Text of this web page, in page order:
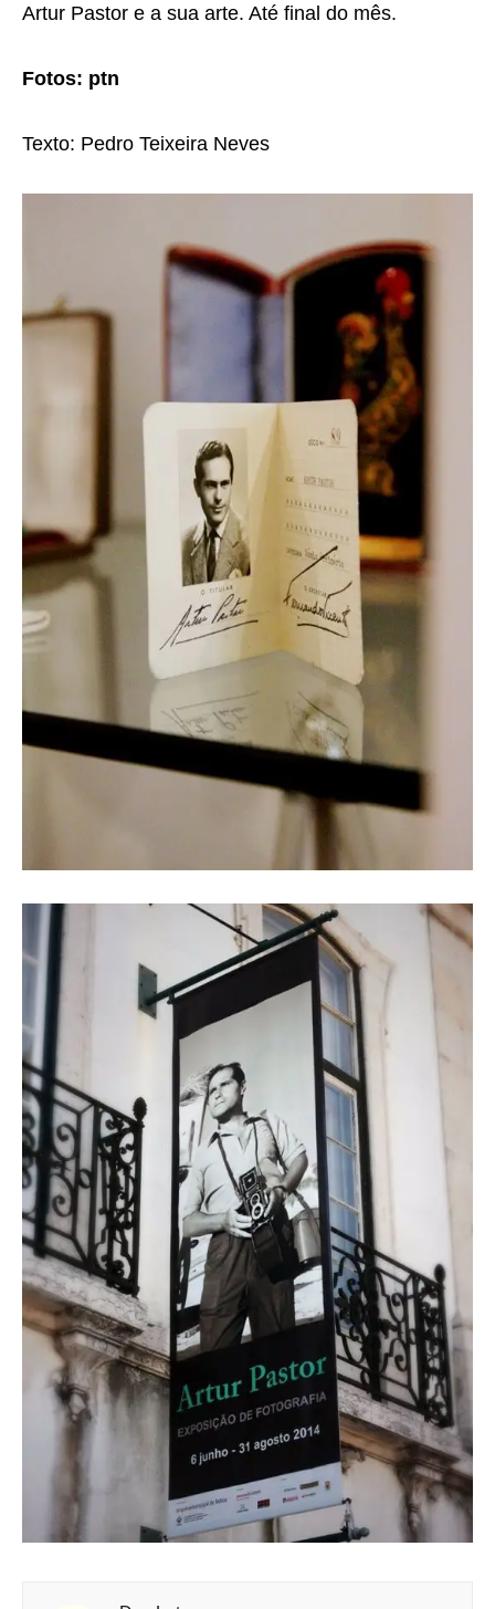
Artur Pastor e a sua arte. Até final do mês.
Fotos: ptn
Texto: Pedro Teixeira Neves